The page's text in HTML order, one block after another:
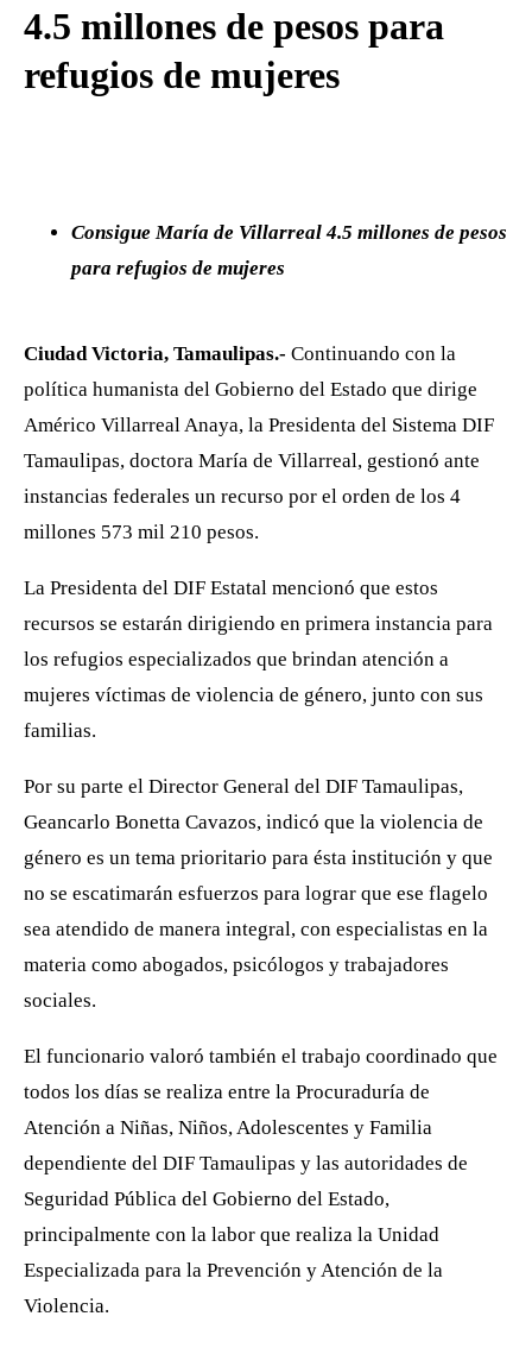
4.5 millones de pesos para
refugios de mujeres
Consigue María de Villarreal 4.5 millones de pesos
para refugios de mujeres
Ciudad Victoria, Tamaulipas.- Continuando con la
política humanista del Gobierno del Estado que dirige
Américo Villarreal Anaya, la Presidenta del Sistema DIF
Tamaulipas, doctora María de Villarreal, gestionó ante
instancias federales un recurso por el orden de los 4
millones 573 mil 210 pesos.
La Presidenta del DIF Estatal mencionó que estos
recursos se estarán dirigiendo en primera instancia para
los refugios especializados que brindan atención a
mujeres víctimas de violencia de género, junto con sus
familias.
Por su parte el Director General del DIF Tamaulipas,
Geancarlo Bonetta Cavazos, indicó que la violencia de
género es un tema prioritario para ésta institución y que
no se escatimarán esfuerzos para lograr que ese flagelo
sea atendido de manera integral, con especialistas en la
materia como abogados, psicólogos y trabajadores
sociales.
El funcionario valoró también el trabajo coordinado que
todos los días se realiza entre la Procuraduría de
Atención a Niñas, Niños, Adolescentes y Familia
dependiente del DIF Tamaulipas y las autoridades de
Seguridad Pública del Gobierno del Estado,
principalmente con la labor que realiza la Unidad
Especializada para la Prevención y Atención de la
Violencia.